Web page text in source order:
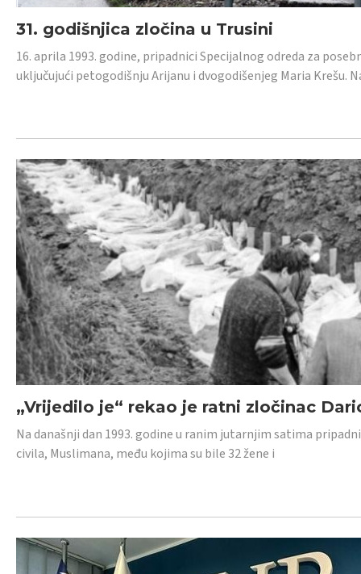
31. godišnjica zločina u Trusini
16. aprila 1993. godine, pripadnici Specijalnog odreda za
uključujući petogodišnju Arijanu i dvogodišenjeg Maria Krešu.
„Vrijedilo je“ rekao je ratni zločinac
Na današnji dan 1993. godine u ranim jutarnjim satima
civila, Muslimana, među kojima su bile 32 žene i